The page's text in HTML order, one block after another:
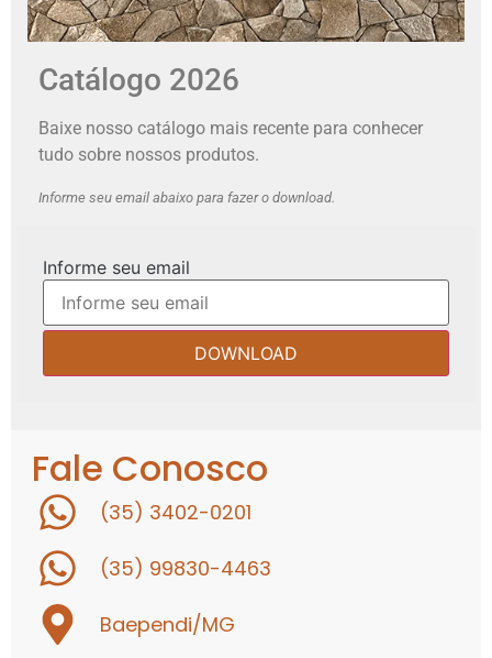
Catálogo 2026
Baixe nosso catálogo mais recente para conhecer
tudo sobre nossos produtos.
Informe seu email abaixo para fazer o download.
Informe seu email
Fale Conosco
(35) 3402-0201
(35) 99830-4463
Baependi/MG